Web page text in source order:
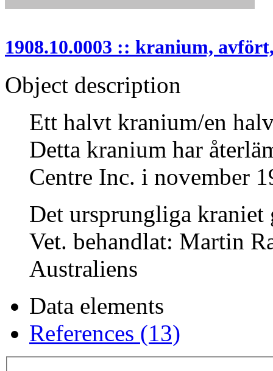
1908.10.0003 :: kranium,
Object description
Ett halvt kranium/en
Detta kranium har
Centre Inc. i november
Det ursprungliga
Vet. behandlat: Martin
Australiens
Data elements
References (13)